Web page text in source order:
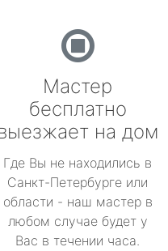
Мастер
бесплатно
на дом
Где Вы не находились в
Санкт-Петербурге или
области - наш мастер в
любом случае будет у
Вас в течении часа.